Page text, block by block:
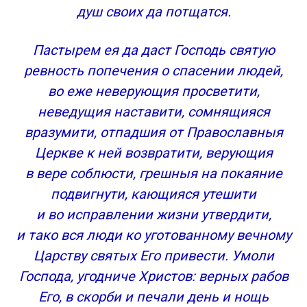
душ своих да потщатся.
Пастырем ея да даст Господь святую
ревность попечения о спасении людей,
во еже неверующия просветити,
неведущия наставити, сомнящияся
вразумити, отпадшия от Православныя
Церкве к ней возвратити, верующия
в вере соблюсти, грешныя на покаяние
подвигнути, кающияся утешити
и во исправлении жизни утвердити,
и тако вся люди ко уготованному вечному
Царству святых Его привести. Умоли
Господа, угодниче Христов: верных рабов
Его, в скорби и печали день и нощь